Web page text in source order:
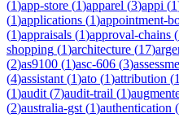
(1)app-store (1)apparel (3)appi (1
(1)applications (1)appointment-
(1)appraisals (1)approval-chains (
shopping (1)architecture (17)
(2)as9100 (1)asc-606 (3)
(4)assistant (1)ato (1)attribution (1
(1)audit (7)audit-trail (1)
(2)australia-gst (1)authentication (